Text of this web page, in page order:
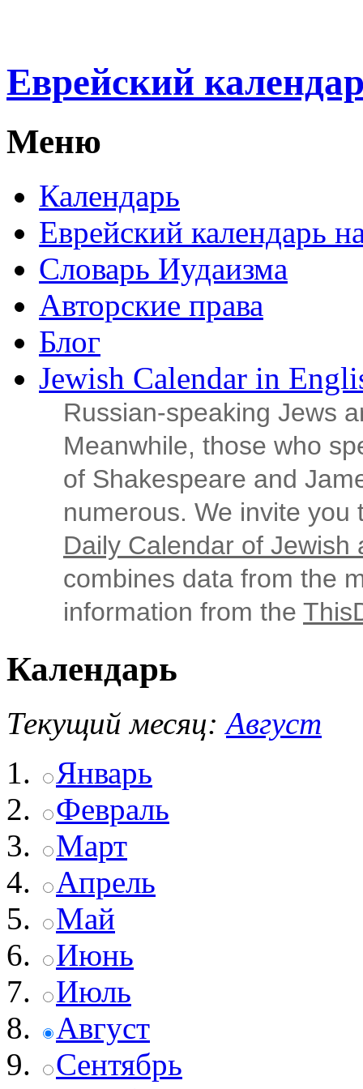
Еврейский
Меню
Календарь
Еврейский календарь
Словарь Иудаизма
Авторские права
Блог
Jewish Calendar in
Russian‑speaking Jews
Meanwhile, those who
of Shakespeare and
numerous. We invite
Daily Calendar of Jewish
combines data from the
information from the
Календарь
Текущий месяц: Август
Январь
Февраль
Март
Апрель
Май
Июнь
Июль
Август
Сентябрь